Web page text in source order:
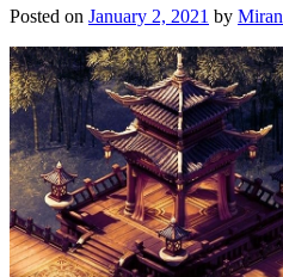
Posted on January 2, 2021 by